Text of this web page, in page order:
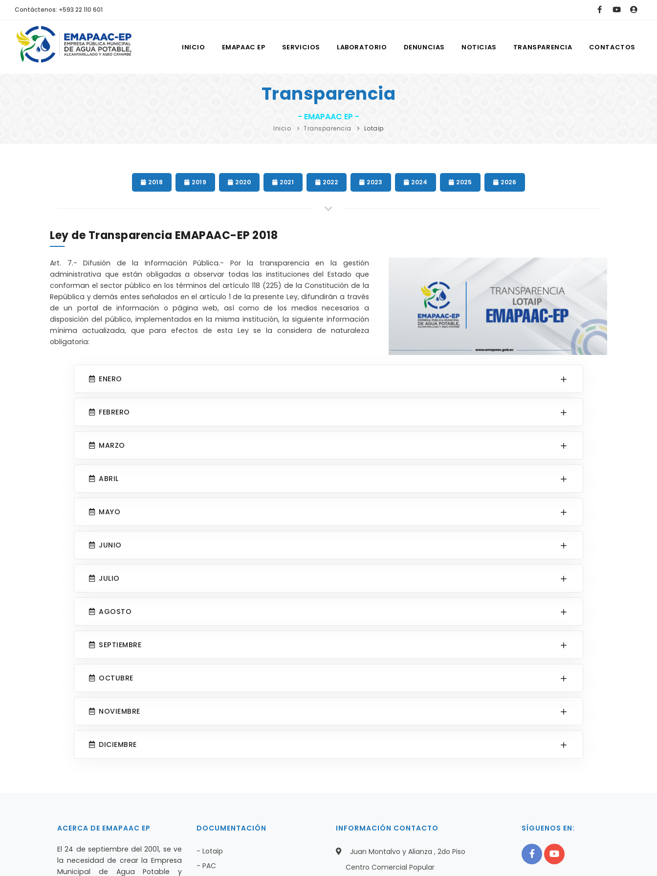
Contáctenos: +593 22 110 601
INICIO EMAPAAC EP SERVICIOS LABORATORIO DENUNCIAS NOTICIAS TRANSPARENCIA CONTACTOS
Transparencia
- EMAPAAC EP -
Inicio Transparencia Lotaip
2018 2019 2020 2021 2022 2023 2024 2025 2026
Ley de Transparencia EMAPAAC-EP 2018
Art. 7.- Difusión de la Información Pública.- Por la transparencia en la gestión
administrativa que están obligadas a observar todas las instituciones del Estado que
conforman el sector público en los términos del artículo 118 (225) de la Constitución de la
República y demás entes señalados en el artículo 1 de la presente Ley, difundirán a través
de un portal de información o página web, así como de los medios necesarios a
disposición del público, implementados en la misma institución, la siguiente información
mínima actualizada, que para efectos de esta Ley se la considera de naturaleza
obligatoria:
ENERO
FEBRERO
MARZO
ABRIL
MAYO
JUNIO
JULIO
AGOSTO
SEPTIEMBRE
OCTUBRE
NOVIEMBRE
DICIEMBRE
ACERCA DE EMAPAAC EP
El 24 de septiembre del 2001, se ve
la necesidad de crear la Empresa
Municipal de Agua Potable y
DOCUMENTACIÓN
- Lotaip
- PAC
INFORMACIÓN CONTACTO
Juan Montalvo y Alianza , 2do Piso
Centro Comercial Popular
SÍGUENOS EN: